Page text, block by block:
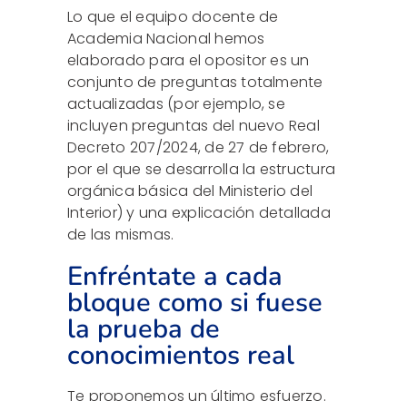
Lo que el equipo docente de
Academia Nacional hemos
elaborado para el opositor es un
conjunto de preguntas totalmente
actualizadas (por ejemplo, se
incluyen preguntas del nuevo Real
Decreto 207/2024, de 27 de febrero,
por el que se desarrolla la estructura
orgánica básica del Ministerio del
Interior) y una explicación detallada
de las mismas.
Enfréntate a cada
bloque como si fuese
la prueba de
conocimientos real
Te proponemos un último esfuerzo.